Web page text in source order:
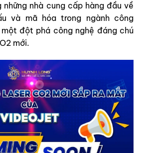
nhà cung cấp hàng đầu về
và mã hóa trong ngành công
đột phá công nghệ đáng chú
mới.